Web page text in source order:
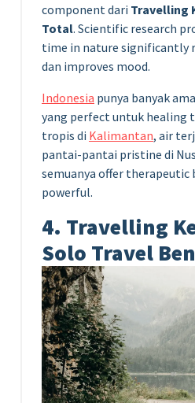
component dari Travelling
Total. Scientific research
time in nature significantly
dan improves mood.
Indonesia punya banyak
yang perfect untuk healing
tropis di Kalimantan, air
pantai-pantai pristine di
semuanya offer therapeutic
powerful.
4. Travelling
Solo Travel